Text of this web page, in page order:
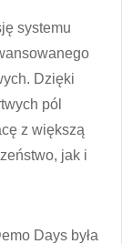
systemu
Dzięki
pól
z większą
jak i
Days była